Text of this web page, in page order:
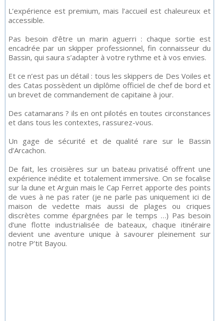
L’expérience est premium, mais l’accueil est chaleureux et
accessible.
Pas besoin d’être un marin aguerri : chaque sortie est
encadrée par un skipper professionnel, fin connaisseur du
Bassin, qui saura s’adapter à votre rythme et à vos envies.
Et ce n’est pas un détail : tous les skippers de Des Voiles et
des Catas possèdent un diplôme officiel de chef de bord et
un brevet de commandement de capitaine à jour.
Des catamarans ? ils en ont pilotés en toutes circonstances
et dans tous les contextes, rassurez-vous.
Un gage de sécurité et de qualité rare sur le Bassin
d’Arcachon.
De fait, les croisières sur un bateau privatisé offrent une
expérience inédite et totalement immersive. On se focalise
sur la dune et Arguin mais le Cap Ferret apporte des points
de vues à ne pas rater (je ne parle pas uniquement ici de
maison de vedette mais aussi de plages ou criques
discrètes comme épargnées par le temps …) Pas besoin
d’une flotte industrialisée de bateaux, chaque itinéraire
devient une aventure unique à savourer pleinement sur
notre P’tit Bayou.